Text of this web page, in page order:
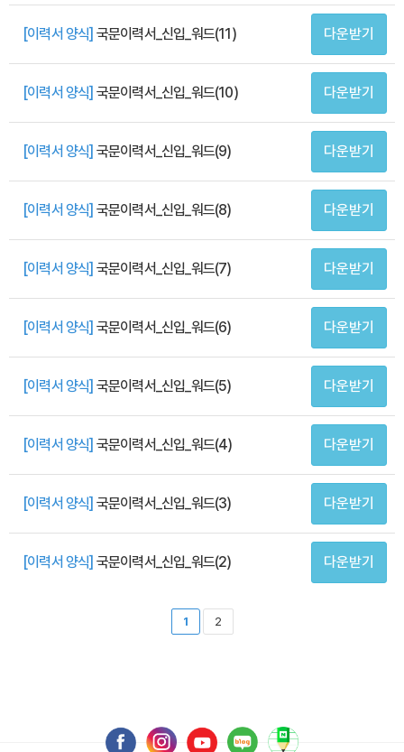
[이력서 양식] 국문이력서_신입_워드(11) 다운받기
[이력서 양식] 국문이력서_신입_워드(10) 다운받기
[이력서 양식] 국문이력서_신입_워드(9) 다운받기
[이력서 양식] 국문이력서_신입_워드(8) 다운받기
[이력서 양식] 국문이력서_신입_워드(7) 다운받기
[이력서 양식] 국문이력서_신입_워드(6) 다운받기
[이력서 양식] 국문이력서_신입_워드(5) 다운받기
[이력서 양식] 국문이력서_신입_워드(4) 다운받기
[이력서 양식] 국문이력서_신입_워드(3) 다운받기
[이력서 양식] 국문이력서_신입_워드(2) 다운받기
1 2